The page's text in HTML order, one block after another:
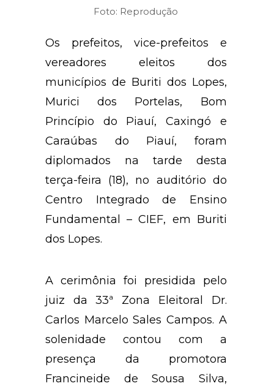
Foto: Reprodução
Os prefeitos, vice-prefeitos e
vereadores eleitos dos
municípios de Buriti dos Lopes,
Murici dos Portelas, Bom
Princípio do Piauí, Caxingó e
Caraúbas do Piauí, foram
diplomados na tarde desta
terça-feira (18), no auditório do
Centro Integrado de Ensino
Fundamental – CIEF, em Buriti
dos Lopes.
A cerimônia foi presidida pelo
juiz da 33ª Zona Eleitoral Dr.
Carlos Marcelo Sales Campos. A
solenidade contou com a
presença da promotora
Francineide de Sousa Silva,